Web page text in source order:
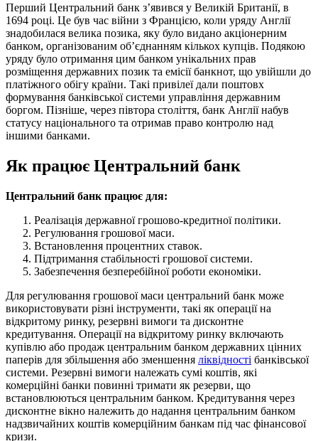
Перший Центральний банк з’явився у Великій Британії, в
1694 році. Це був час війни з Францією, коли уряду Англії
знадобилася велика позика, яку було видано акціонерним
банком, організованим об’єднанням кількох купців. Подякою
уряду було отримання цим банком унікальних прав
розміщення державних позик та емісії банкнот, що увійшли до
платіжного обігу країни. Такі привілеї дали поштовх
формування банківської системи управління державним
боргом. Пізніше, через півтора століття, банк Англії набув
статусу національного та отримав право контролю над
іншими банками.
Як працює Центральний банк
Центральний банк працює для:
Реалізація державної грошово-кредитної політики.
Регулювання грошової маси.
Встановлення процентних ставок.
Підтримання стабільності грошової системи.
Забезпечення безперебійної роботи економіки.
Для регулювання грошової маси центральний банк може
використовувати різні інструменти, такі як операції на
відкритому ринку, резервні вимоги та дисконтне
кредитування. Операції на відкритому ринку включають
купівлю або продаж центральним банком державних цінних
паперів для збільшення або зменшення ліквідності банківської
системи. Резервні вимоги належать сумі коштів, які
комерційні банки повинні тримати як резерви, що
встановлюються центральним банком. Кредитування через
дисконтне вікно належить до надання центральним банком
надзвичайних коштів комерційним банкам під час фінансової
кризи.